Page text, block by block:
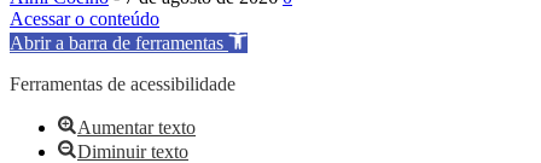
Acessar o conteúdo
Abrir a barra de ferramentas
Ferramentas de acessibilidade
Aumentar texto
Diminuir texto